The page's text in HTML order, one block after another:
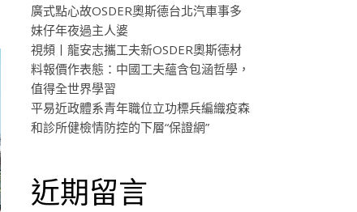
廣式點心故OSDER奧斯德台北汽車事多
妹仔年夜過主人婆
視頻丨龍安志攜工夫新OSDER奧斯德材
料報價作表態：中國工夫蘊含包涵哲學，
值得全世界學習
平易近政體系青年職位立功標兵編織疫森
和診所健檢情防控的下層“保證網”
近期留言